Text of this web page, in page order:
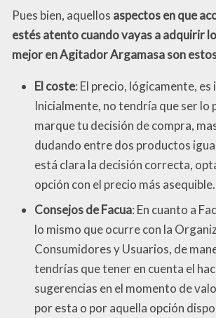
Pues bien, aquellos aspectos en que
estés atento cuando vayas a adquirir
mejor en Agitador Argamasa son
El coste: El precio, lógicamente,
Inicialmente, no tendría que ser lo
marque tu decisión de compra,
dudando entre dos productos
está clara la decisión correcta,
opción con el precio más asequible.
Consejos de Facua: En cuanto a
lo mismo que ocurre con la
Consumidores y Usuarios, de
tendrías que tener en cuenta el
sugerencias en el momento de
por esta o por aquella opción